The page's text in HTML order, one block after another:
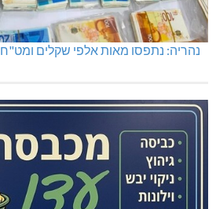
נהריה: נתפסו מאות אלפי שקלים ומט"ח